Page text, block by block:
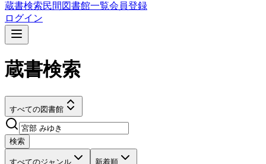
蔵書検索民間図書館一覧会員登録
ログイン
蔵書検索
すべての図書館
検索
すべてのジャンル 新着順